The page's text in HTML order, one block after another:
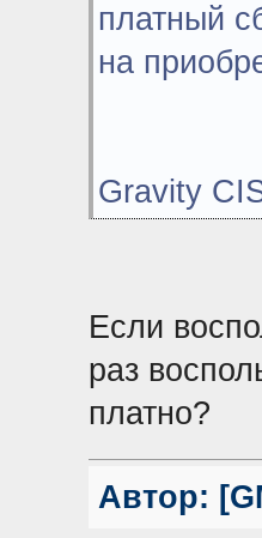
платный
на
Gravity
Если
раз
платно?
Автор: